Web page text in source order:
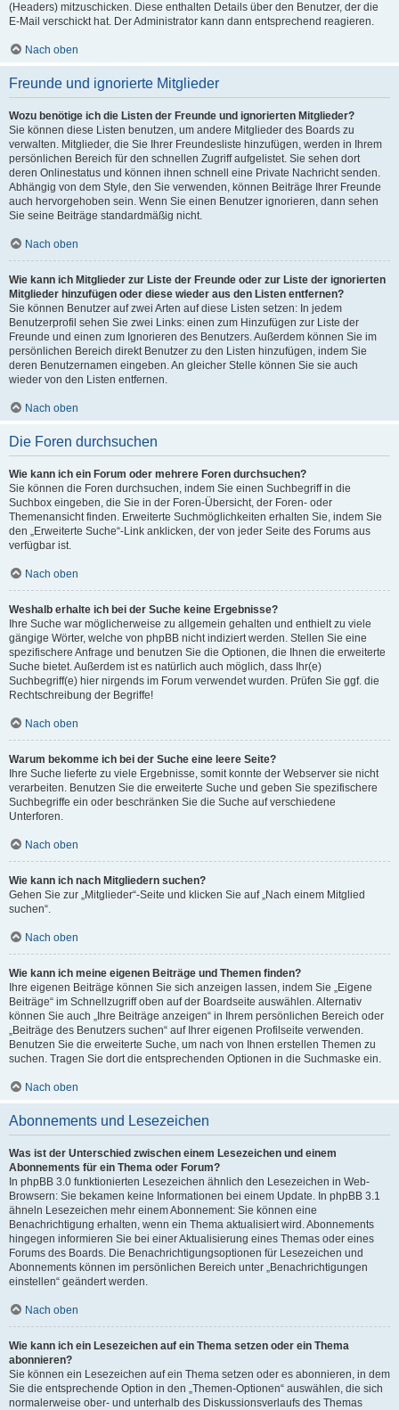
(Headers) mitzuschicken. Diese enthalten Details über den Benutzer, der die
E-Mail verschickt hat. Der Administrator kann dann entsprechend reagieren.
Nach oben
Freunde und ignorierte Mitglieder
Wozu benötige ich die Listen der Freunde und ignorierten Mitglieder?
Sie können diese Listen benutzen, um andere Mitglieder des Boards zu
verwalten. Mitglieder, die Sie Ihrer Freundesliste hinzufügen, werden in Ihrem
persönlichen Bereich für den schnellen Zugriff aufgelistet. Sie sehen dort
deren Onlinestatus und können ihnen schnell eine Private Nachricht senden.
Abhängig von dem Style, den Sie verwenden, können Beiträge Ihrer Freunde
auch hervorgehoben sein. Wenn Sie einen Benutzer ignorieren, dann sehen
Sie seine Beiträge standardmäßig nicht.
Nach oben
Wie kann ich Mitglieder zur Liste der Freunde oder zur Liste der ignorierten
Mitglieder hinzufügen oder diese wieder aus den Listen entfernen?
Sie können Benutzer auf zwei Arten auf diese Listen setzen: In jedem
Benutzerprofil sehen Sie zwei Links: einen zum Hinzufügen zur Liste der
Freunde und einen zum Ignorieren des Benutzers. Außerdem können Sie im
persönlichen Bereich direkt Benutzer zu den Listen hinzufügen, indem Sie
deren Benutzernamen eingeben. An gleicher Stelle können Sie sie auch
wieder von den Listen entfernen.
Nach oben
Die Foren durchsuchen
Wie kann ich ein Forum oder mehrere Foren durchsuchen?
Sie können die Foren durchsuchen, indem Sie einen Suchbegriff in die
Suchbox eingeben, die Sie in der Foren-Übersicht, der Foren- oder
Themenansicht finden. Erweiterte Suchmöglichkeiten erhalten Sie, indem Sie
den „Erweiterte Suche“-Link anklicken, der von jeder Seite des Forums aus
verfügbar ist.
Nach oben
Weshalb erhalte ich bei der Suche keine Ergebnisse?
Ihre Suche war möglicherweise zu allgemein gehalten und enthielt zu viele
gängige Wörter, welche von phpBB nicht indiziert werden. Stellen Sie eine
spezifischere Anfrage und benutzen Sie die Optionen, die Ihnen die erweiterte
Suche bietet. Außerdem ist es natürlich auch möglich, dass Ihr(e)
Suchbegriff(e) hier nirgends im Forum verwendet wurden. Prüfen Sie ggf. die
Rechtschreibung der Begriffe!
Nach oben
Warum bekomme ich bei der Suche eine leere Seite?
Ihre Suche lieferte zu viele Ergebnisse, somit konnte der Webserver sie nicht
verarbeiten. Benutzen Sie die erweiterte Suche und geben Sie spezifischere
Suchbegriffe ein oder beschränken Sie die Suche auf verschiedene
Unterforen.
Nach oben
Wie kann ich nach Mitgliedern suchen?
Gehen Sie zur „Mitglieder“-Seite und klicken Sie auf „Nach einem Mitglied
suchen“.
Nach oben
Wie kann ich meine eigenen Beiträge und Themen finden?
Ihre eigenen Beiträge können Sie sich anzeigen lassen, indem Sie „Eigene
Beiträge“ im Schnellzugriff oben auf der Boardseite auswählen. Alternativ
können Sie auch „Ihre Beiträge anzeigen“ in Ihrem persönlichen Bereich oder
„Beiträge des Benutzers suchen“ auf Ihrer eigenen Profilseite verwenden.
Benutzen Sie die erweiterte Suche, um nach von Ihnen erstellen Themen zu
suchen. Tragen Sie dort die entsprechenden Optionen in die Suchmaske ein.
Nach oben
Abonnements und Lesezeichen
Was ist der Unterschied zwischen einem Lesezeichen und einem
Abonnements für ein Thema oder Forum?
In phpBB 3.0 funktionierten Lesezeichen ähnlich den Lesezeichen in Web-
Browsern: Sie bekamen keine Informationen bei einem Update. In phpBB 3.1
ähneln Lesezeichen mehr einem Abonnement: Sie können eine
Benachrichtigung erhalten, wenn ein Thema aktualisiert wird. Abonnements
hingegen informieren Sie bei einer Aktualisierung eines Themas oder eines
Forums des Boards. Die Benachrichtigungsoptionen für Lesezeichen und
Abonnements können im persönlichen Bereich unter „Benachrichtigungen
einstellen“ geändert werden.
Nach oben
Wie kann ich ein Lesezeichen auf ein Thema setzen oder ein Thema
abonnieren?
Sie können ein Lesezeichen auf ein Thema setzen oder es abonnieren, in dem
Sie die entsprechende Option in den „Themen-Optionen“ auswählen, die sich
normalerweise ober- und unterhalb des Diskussionsverlaufs des Themas